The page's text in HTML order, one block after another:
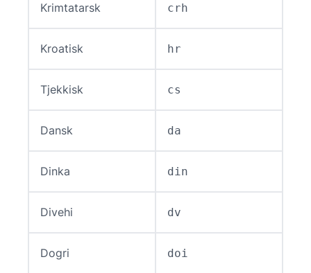
Krimtatarsk crh
Kroatisk hr
Tjekkisk cs
Dansk da
Dinka din
Divehi dv
Dogri doi